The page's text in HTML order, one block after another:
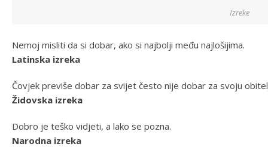
Izreke
Nemoj misliti da si dobar, ako si najbolji među najlošijima.
Latinska izreka
Čovjek previše dobar za svijet često nije dobar za svoju
Židovska izreka
Dobro je teško vidjeti, a lako se pozna.
Narodna izreka